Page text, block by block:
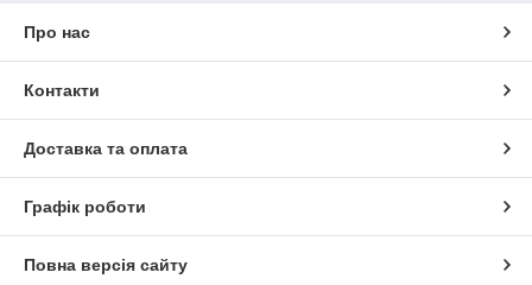
Про нас
Контакти
Доставка та оплата
Графік роботи
Повна версія сайту